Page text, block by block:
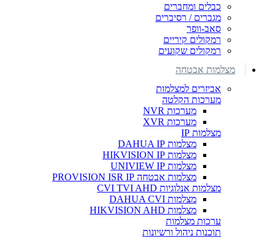
כבלים ומחברים
מגברים / רסיברים
סאב-וופר
רמקולים קיריים
רמקולים שקועים
מצלמות אבטחה
אביזרים למצלמות
מערכות הקלטה
מערכות NVR
מערכות XVR
מצלמות IP
מצלמות DAHUA IP
מצלמות HIKVISION IP
מצלמות UNIVIEW IP
מצלמות אבטחה PROVISION ISR IP
מצלמות אנלוגיות CVI TVI AHD
מצלמות DAHUA CVI
מצלמות HIKVISION AHD
ערכות מצלמות
תוכנות ניהול ורשיונות